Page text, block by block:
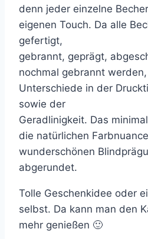
denn jeder einzelne
eigenen Touch. Da alle
gefertigt,
gebrannt, geprägt,
nochmal gebrannt
Unterschiede in der
sowie der
Geradlinigkeit. Das
die natürlichen
wunderschönen
abgerundet.
Tolle Geschenkidee oder
selbst. Da kann man den
mehr genießen 🙂